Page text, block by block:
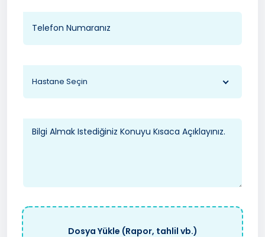
Hastane Seçin
Dosya Yükle (Rapor, tahlil vb.)